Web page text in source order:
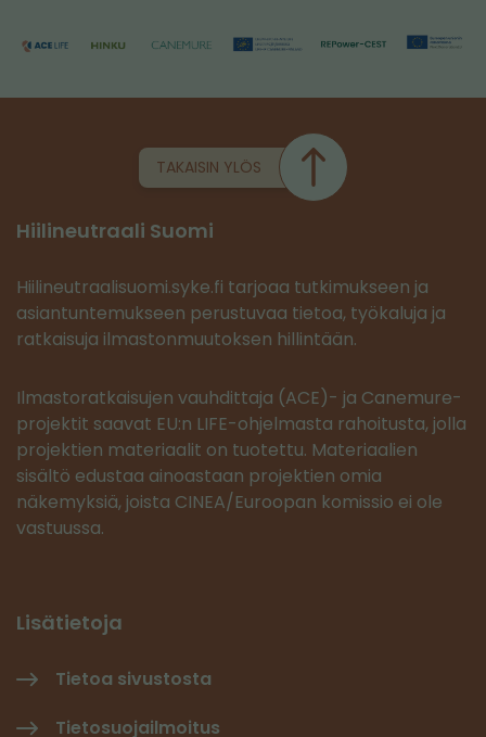
TAKAISIN YLÖS
Hiilineutraali Suomi
Hiilineutraalisuomi.syke.fi tarjoaa tutkimukseen ja
asiantuntemukseen perustuvaa tietoa, työkaluja ja
ratkaisuja ilmastonmuutoksen hillintään.
Ilmastoratkaisujen vauhdittaja (ACE)- ja Canemure-
projektit saavat EU:n LIFE-ohjelmasta rahoitusta, jolla
projektien materiaalit on tuotettu. Materiaalien
sisältö edustaa ainoastaan projektien omia
näkemyksiä, joista CINEA/Euroopan komissio ei ole
vastuussa.
Lisätietoja
Tietoa sivustosta
Tietosuojailmoitus